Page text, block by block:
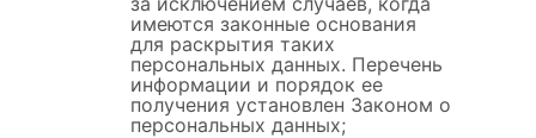
имеются законные основания
для раскрытия таких
персональных данных. Перечень
информации и порядок ее
получения установлен Законом о
персональных данных;